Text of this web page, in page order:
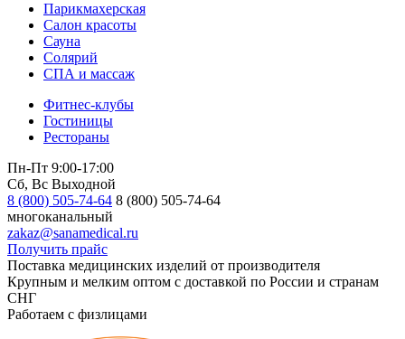
Парикмахерская
Салон красоты
Сауна
Солярий
СПА и массаж
Фитнес-клубы
Гостиницы
Рестораны
Пн-Пт 9:00-17:00
Сб, Вс Выходной
8 (800) 505-74-64 8 (800) 505-74-64
многоканальный
zakaz@sanamedical.ru
Получить прайс
Поставка медицинских изделий от производителя
Крупным и мелким оптом с доставкой по России и странам
СНГ
Работаем с физлицами